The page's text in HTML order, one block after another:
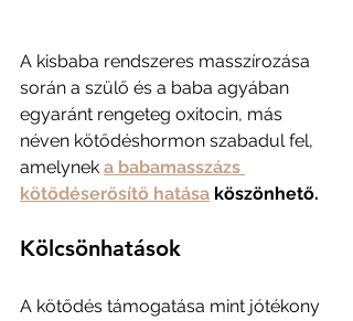
A kisbaba rendszeres masszírozása
során a szülő és a baba agyában
egyaránt rengeteg oxitocin, más
néven kötődéshormon szabadul fel,
amelynek a babamasszázs
kötődéserősítő hatása köszönhető.
Kölcsönhatások
A kötődés támogatása mint jótékony